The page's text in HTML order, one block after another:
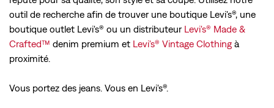
outil de recherche afin de trouver une boutique Levi's®, une
boutique outlet Levi's® ou un distributeur Levi's® Made &
Crafted™ denim premium et Levi's® Vintage Clothing à
proximité.
Vous portez des jeans. Vous en Levi's®.